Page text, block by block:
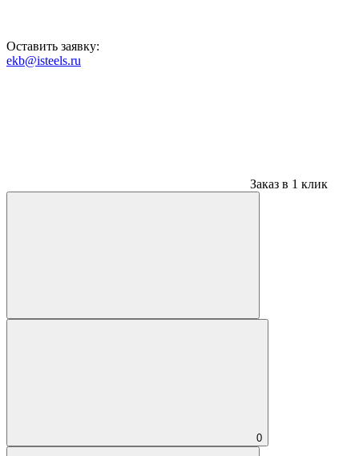
Оставить заявку:
ekb@isteels.ru
Заказ в 1 клик
0